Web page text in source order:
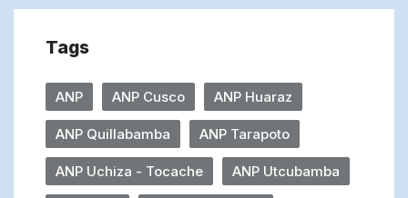
Tags
ANP ANP Cusco ANP Huaraz
ANP Quillabamba ANP Tarapoto
ANP Uchiza - Tocache ANP Utcubamba